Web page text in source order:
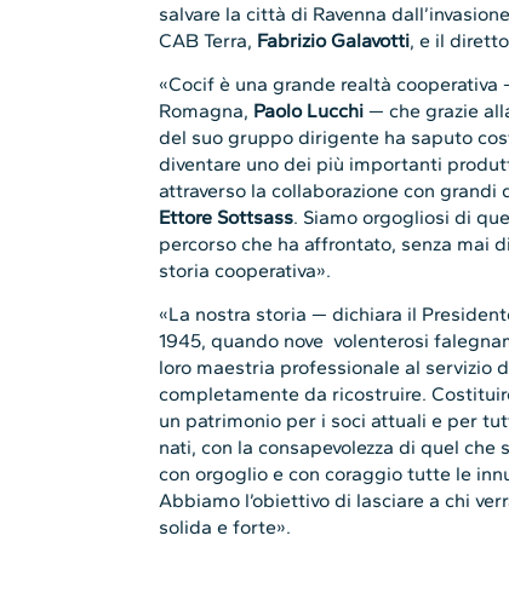
salvare la città di Ravenna
CAB Terra, Fabrizio Galavotti, e il
«Cocif è una grande realtà
Romagna, Paolo Lucchi— che grazie
del suo gruppo dirigente ha saputo
diventare uno dei più importanti
attraverso la collaborazione con
Ettore Sottsass. Siamo orgogliosi di
percorso che ha affrontato, senza mai
storia cooperativa».
«La nostra storia — dichiara il
1945, quando nove volenterosi
loro maestria professionale al servizio
completamente da ricostruire.
un patrimonio per i soci attuali e per
nati, con la consapevolezza di quel
con orgoglio e con coraggio tutte le
Abbiamo l’obiettivo di lasciare a chi
solida e forte».